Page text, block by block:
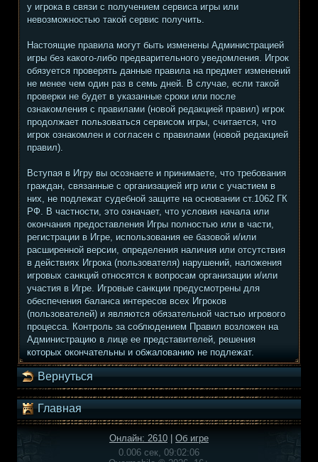
у игрока в связи с получением сервиса игры или
невозможностью такой сервис получить.
Настоящие правила могут быть изменены Администрацией
игры без какого-либо предварительного уведомления. Игрок
обязуется проверять данные правила на предмет изменений
не менее чем один раз в семь дней. В случае, если такой
проверки не будет в указанные сроки или после
ознакомления с правилами (новой редакцией правил) игрок
продолжает пользоваться сервисом игры, считается, что
игрок ознакомлен и согласен с правилами (новой редакцией
правил).
Вступая в Игру вы осознаете и принимаете, что требования
граждан, связанные с организацией игр или с участием в
них, не подлежат судебной защите на основании ст.1062 ГК
РФ. В частности, это означает, что условия начала или
окончания предоставления Игры полностью или в части,
регистрации в Игре, использования ее базовой и/или
расширенной версии, определения наличия или отсутствия
в действиях Игрока (пользователя) нарушений, наложения
игровых санкций относятся к вопросам организации и/или
участия в Игре. Игровые санкции предусмотрены для
обеспечения баланса интересов всех Игроков
(пользователей) и являются обязательной частью игрового
процесса. Контроль за соблюдением Правил возложен на
Администрацию в лице ее представителей, решения
которых окончательны и обжалованию не подлежат.
Вернуться
Главная
Онлайн: 2610
Об игре
0.006 сек, 09:02:06